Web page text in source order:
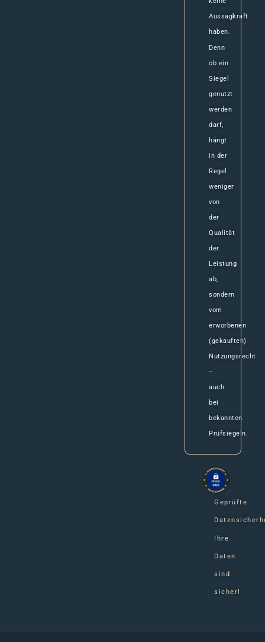
Aussagkraft
haben.
Denn
ob ein
Siegel
genutzt
werden
darf,
hängt
in der
Regel
weniger
von
der
Qualität
der
Leistung
ab,
sondern
vom
erworbenen
(gekauften)
Nutzungsrecht
–
auch
bei
bekannten
Prüfsiegeln.
Geprüfte
Ihre
Daten
sind
sicher!